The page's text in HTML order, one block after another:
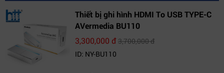
Thiết bị ghi hình HDMI To USB TYPE-C
AVermedia BU110
3,300,000 đ3,700,000 đ
ID: NY-BU110